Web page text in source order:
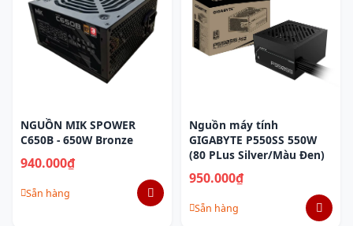
NGUỒN MIK SPOWER
C650B - 650W Bronze
940.000₫
Sẵn hàng
Nguồn máy tính
GIGABYTE P550SS 550W
(80 PLus Silver/Màu Đen)
950.000₫
Sẵn hàng